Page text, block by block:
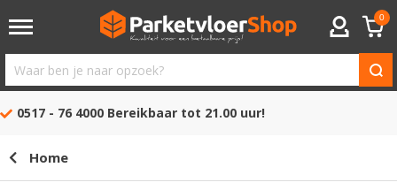
ACCOUNT
0
Waar
ben
opzoek?
0517 - 76 4000 Bereikbaar tot 21.00 uur!
Home